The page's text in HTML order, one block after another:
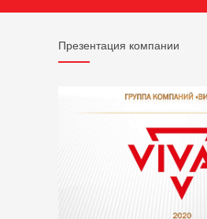
Презентация компании